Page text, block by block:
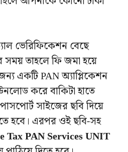
ভেরিফিকেশন বেছে
সময় তাহলে ফি জমা হয়ে
একটি PAN অ্যাপ্লিকেশন
করে বাকিটা হাতে
সাইজের ছবি দিয়ে
হবে। এরপর ওই ছবি-সহ
Tax PAN Services UNIT